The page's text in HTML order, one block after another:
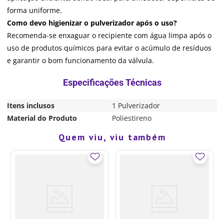
forma uniforme.
Como devo higienizar o pulverizador após o uso?
Recomenda-se enxaguar o recipiente com água limpa após o
uso de produtos químicos para evitar o acúmulo de resíduos
e garantir o bom funcionamento da válvula.
Itens inclusos
1 Pulverizador
Material do Produto
Poliestireno
Quem viu, viu também